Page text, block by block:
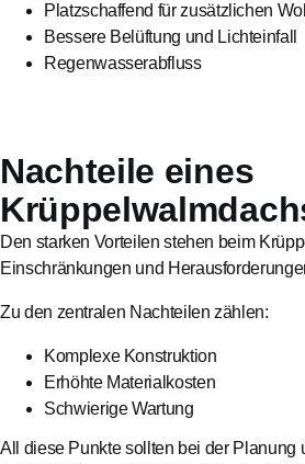
Platzschaffend für zusätzlichen
Bessere Belüftung und Lichteinfall
Regenwasserabfluss
Nachteile eines
Den starken Vorteilen stehen beim
Einschränkungen und
Zu den zentralen Nachteilen zählen:
Komplexe Konstruktion
Erhöhte Materialkosten
Schwierige Wartung
All diese Punkte sollten bei der Planung